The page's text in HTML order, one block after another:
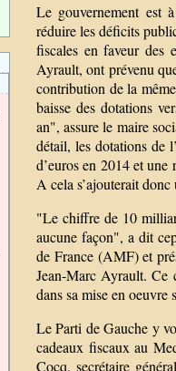
Le gouvernement est
réduire les déficits
fiscales en faveur des
Ayrault, ont prévenu
contribution de la
baisse des dotations
an", assure le maire
détail, les dotations de
d’euros en 2014 et
A cela s’ajouterait
"Le chiffre de 10
aucune façon", a dit
de France (AMF) et
Jean-Marc Ayrault. Ce
dans sa mise en
Le Parti de Gauche y
cadeaux fiscaux au
Cocq, secrétaire